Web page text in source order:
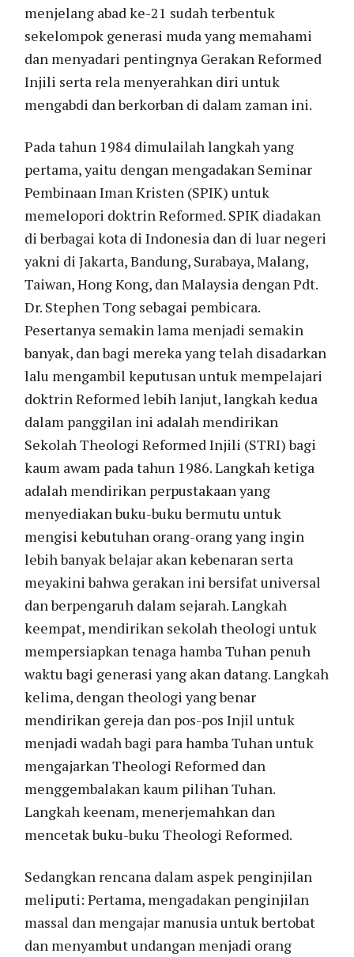
menjelang abad ke-21 sudah terbentuk
sekelompok generasi muda yang memahami
dan menyadari pentingnya Gerakan Reformed
Injili serta rela menyerahkan diri untuk
mengabdi dan berkorban di dalam zaman ini.
Pada tahun 1984 dimulailah langkah yang
pertama, yaitu dengan mengadakan Seminar
Pembinaan Iman Kristen (SPIK) untuk
memelopori doktrin Reformed. SPIK diadakan
di berbagai kota di Indonesia dan di luar negeri
yakni di Jakarta, Bandung, Surabaya, Malang,
Taiwan, Hong Kong, dan Malaysia dengan Pdt.
Dr. Stephen Tong sebagai pembicara.
Pesertanya semakin lama menjadi semakin
banyak, dan bagi mereka yang telah disadarkan
lalu mengambil keputusan untuk mempelajari
doktrin Reformed lebih lanjut, langkah kedua
dalam panggilan ini adalah mendirikan
Sekolah Theologi Reformed Injili (STRI) bagi
kaum awam pada tahun 1986. Langkah ketiga
adalah mendirikan perpustakaan yang
menyediakan buku-buku bermutu untuk
mengisi kebutuhan orang-orang yang ingin
lebih banyak belajar akan kebenaran serta
meyakini bahwa gerakan ini bersifat universal
dan berpengaruh dalam sejarah. Langkah
keempat, mendirikan sekolah theologi untuk
mempersiapkan tenaga hamba Tuhan penuh
waktu bagi generasi yang akan datang. Langkah
kelima, dengan theologi yang benar
mendirikan gereja dan pos-pos Injil untuk
menjadi wadah bagi para hamba Tuhan untuk
mengajarkan Theologi Reformed dan
menggembalakan kaum pilihan Tuhan.
Langkah keenam, menerjemahkan dan
mencetak buku-buku Theologi Reformed.
Sedangkan rencana dalam aspek penginjilan
meliputi: Pertama, mengadakan penginjilan
massal dan mengajar manusia untuk bertobat
dan menyambut undangan menjadi orang